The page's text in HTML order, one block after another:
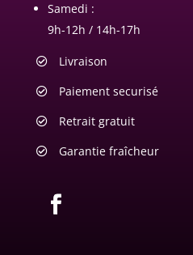
Samedi :
9h-12h / 14h-17h
Livraison
Paiement securisé
Retrait gratuit
Garantie fraîcheur